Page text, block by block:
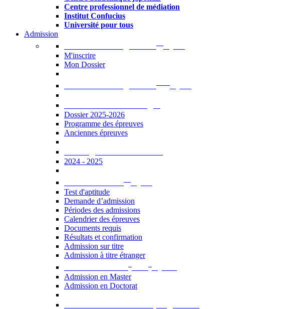
Centre professionnel de médiation
Institut Confucius
Université pour tous
Admission
M'inscrire
Mon Dossier
Dossier 2025-2026
Programme des épreuves
Anciennes épreuves
2024 - 2025
Test d'aptitude
Demande d’admission
Périodes des admissions
Calendrier des épreuves
Documents requis
Résultats et confirmation
Admission sur titre
Admission à titre étranger
Admission en Master
Admission en Doctorat